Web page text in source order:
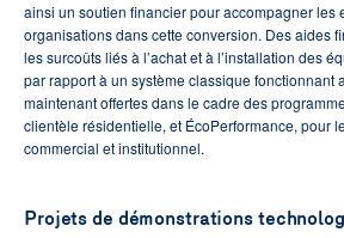
ainsi un soutien financier pour accompagner les
organisations dans cette conversion. Des aides
les surcoûts liés à l’achat et à l’installation des
par rapport à un système classique fonctionnant
maintenant offertes dans le cadre des
clientèle résidentielle, et ÉcoPerformance, pour
commercial et institutionnel.
Projets de démonstrations